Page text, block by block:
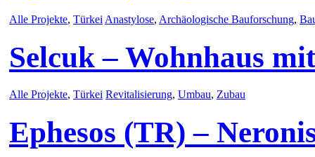
Alle Projekte, Türkei Anastylose, Archäologische Bauforschung,
Selcuk – Wohnhaus
Alle Projekte, Türkei Revitalisierung, Umbau, Zubau
Ephesos (TR) –